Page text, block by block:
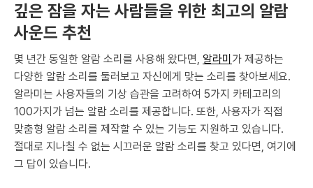
깊은 잠을 자는 사람들을 위한 최고의 알람
사운드 추천
몇 년간 동일한 알람 소리를 사용해 왔다면, 알라미 가 제공하는
다양한 알람 소리를 둘러보고 자신에게 맞는 소리를 찾아보세요.
알라미는 사용자들의 기상 습관을 고려하여 5가지 카테고리의
100가지가 넘는 알람 소리를 제공합니다. 또한, 사용자가 직접
맞춤형 알람 소리를 제작할 수 있는 기능도 지원하고 있습니다.
절대로 지나칠 수 없는 시끄러운 알람 소리를 찾고 있다면, 여기에
그 답이 있습니다.